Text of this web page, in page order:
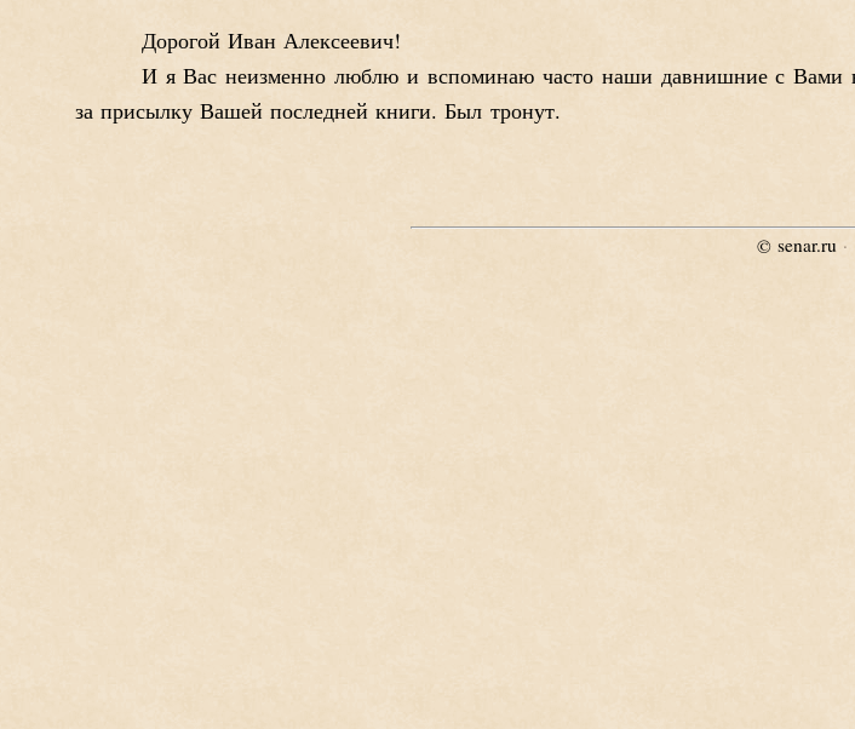
Дорогой Иван Алексеевич!
И я Вас неизменно люблю и вспоминаю часто наши давнишние с Вами
за присылку Вашей последней книги. Был тронут.
©senar.ru ·